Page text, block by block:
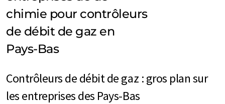
chimie pour contrôleurs
de débit de gaz en
Pays-Bas
Contrôleurs de débit de gaz : gros plan sur
les entreprises des Pays-Bas